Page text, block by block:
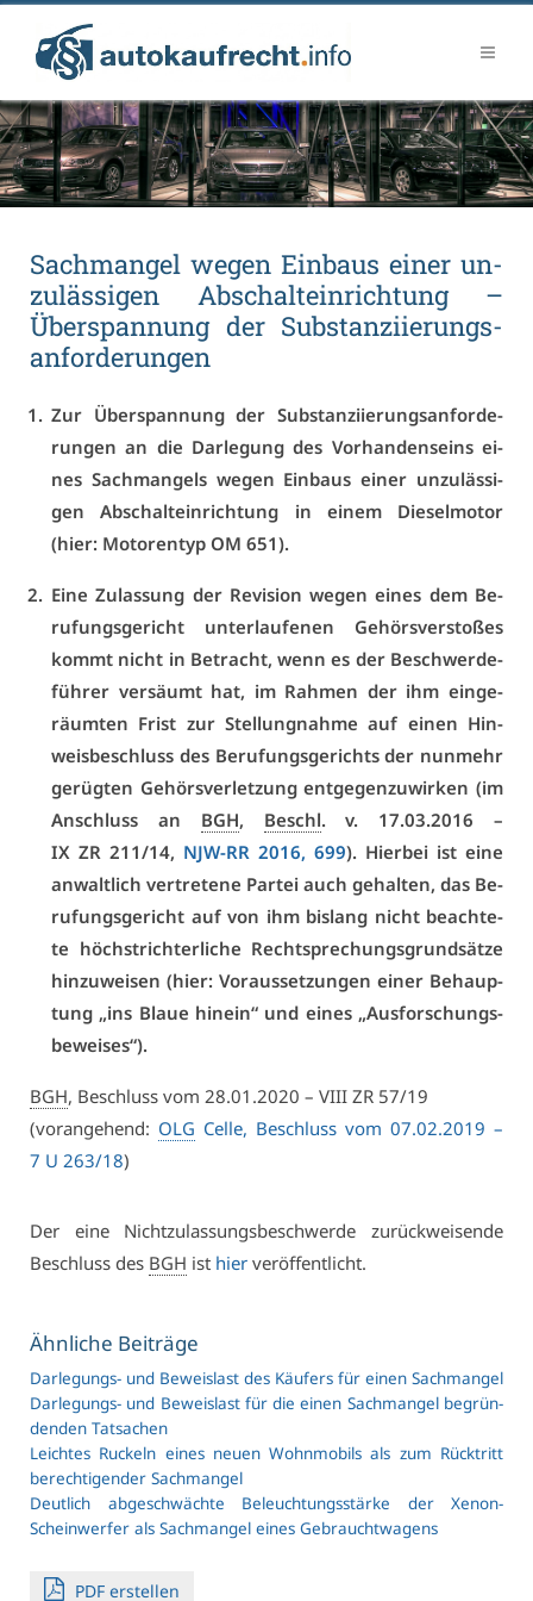
Sach­man­gel we­gen Ein­baus ei­ner un­
zu­läs­si­gen Ab­schalt­ein­rich­tung –
Über­span­nung der Sub­stan­zi­ie­rungs­
an­for­de­run­gen
Zur Über­span­nung der Sub­stan­zi­ie­rungs­an­for­de­
run­gen an die Dar­le­gung des Vor­han­den­seins ei­
nes Sach­man­gels we­gen Ein­baus ei­ner un­zu­läs­si­
gen Ab­schalt­ein­rich­tung in ei­nem Die­sel­mo­tor
(hier: Mo­to­ren­typ OM 651).
Ei­ne Zu­las­sung der Re­vi­si­on we­gen ei­nes dem Be­
ru­fungs­ge­richt un­ter­lau­fe­nen Ge­hörs­ver­sto­ßes
kommt nicht in Be­tracht, wenn es der Be­schwer­de­
füh­rer ver­säumt hat, im Rah­men der ihm ein­ge­
räum­ten Frist zur Stel­lung­nah­me auf ei­nen Hin­
weis­be­schluss des Be­ru­fungs­ge­richts der nun­mehr
ge­rüg­ten Ge­hörs­ver­let­zung ent­ge­gen­zu­wir­ken (im
An­schluss an BGH, Beschl. v. 17.03.2016 –
IX ZR 211/14, NJW-RR 2016, 699). Hier­bei ist ei­ne
an­walt­lich ver­tre­te­ne Par­tei auch ge­hal­ten, das Be­
ru­fungs­ge­richt auf von ihm bis­lang nicht be­ach­te­
te höchst­rich­ter­li­che Recht­spre­chungs­grund­sät­ze
hin­zu­wei­sen (hier: Vor­aus­set­zun­gen ei­ner Be­haup­
tung „ins Blaue hin­ein“ und ei­nes „Aus­for­schungs­
be­wei­ses“).
BGH, Be­schluss vom 28.01.2020 – VI­II ZR 57/19
(vor­an­ge­hend: OLG Cel­le, Be­schluss vom 07.02.2019 –
7 U 263/18)
Der ei­ne Nicht­zu­las­sungs­be­schwer­de zu­rück­wei­sen­de
Be­schluss des BGH ist hier ver­öf­fent­licht.
Ähn­li­che Bei­trä­ge
Dar­le­gungs- und Be­weis­last des Käu­fers für ei­nen Sach­man­gel
Dar­le­gungs- und Be­weis­last für die ei­nen Sach­man­gel be­grün­
den­den Tat­sa­chen
Leich­tes Ru­ckeln ei­nes neu­en Wohn­mo­bils als zum Rück­tritt
be­rech­ti­gen­der Sach­man­gel
Deut­lich ab­ge­schwäch­te Be­leuch­tungs­stär­ke der Xe­non-
Schein­wer­fer als Sach­man­gel ei­nes Ge­braucht­wa­gens
PDF er­stel­len